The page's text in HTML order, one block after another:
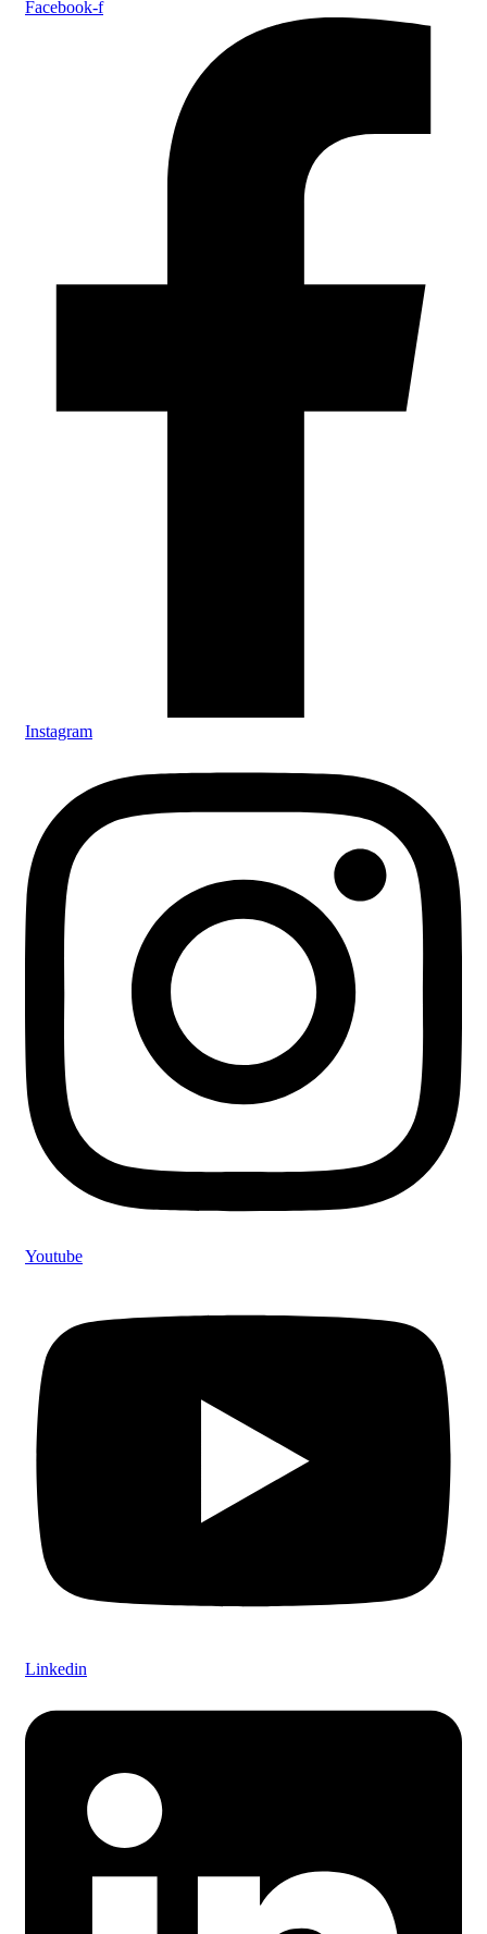
Facebook-f
Instagram
Youtube
Linkedin